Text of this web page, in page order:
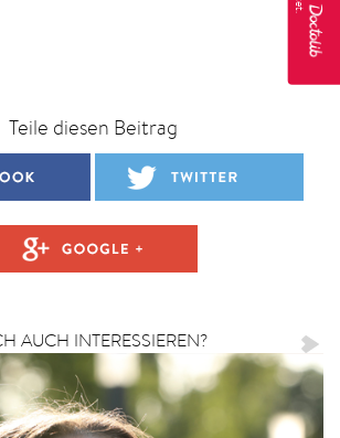
Teile diesen Beitrag
AUCH INTERESSIEREN?